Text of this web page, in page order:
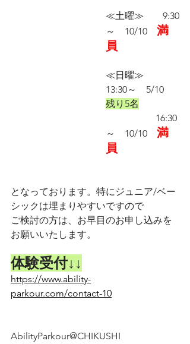
≪土曜≫　　9:30
～　10/10 満
員
≪日曜≫
13:30～　5/10
残り5名
～　10/10 満
員
となっております。特にジュニア/ベー
シックは埋まりやすいですので
ご検討の方は、お早目のお申し込みを
お願いいたします。
体験受付↓↓
https://www.ability-
parkour.com/contact-10
AbilityParkour@CHIKUSHI